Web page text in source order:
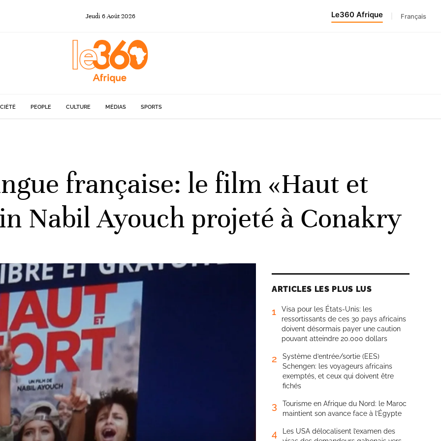
Jeudi 6Août 2026 Le360 Afrique Français
PEOPLE CULTURE MÉDIAS SPORTS
française: le film «Haut et
Nabil Ayouch projeté à Conakry
ARTICLES LES PLUS LUS
1
Visa pour les États-Unis: les
ressortissants de ces 30 pays africains
doivent désormais payer une caution
pouvant atteindre 20.000 dollars
2
Système d’entrée/sortie (EES)
Schengen: les voyageurs africains
exemptés, et ceux qui doivent être
fichés
3
Tourisme en Afrique du Nord: le Maroc
maintient son avance face à l’Égypte
4
Les USA délocalisent l’examen des